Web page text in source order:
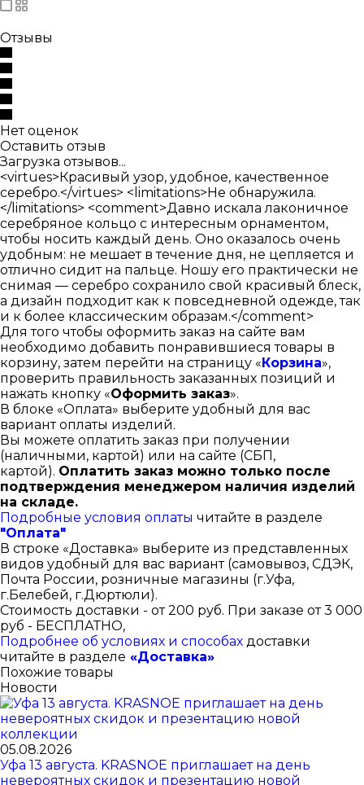
Отзывы
Нет оценок
Оставить отзыв
Загрузка отзывов...
<virtues>Красивый узор, удобное, качественное
серебро.</virtues> <limitations>Не обнаружила.
</limitations> <comment>Давно искала лаконичное
серебряное кольцо с интересным орнаментом,
чтобы носить каждый день. Оно оказалось очень
удобным: не мешает в течение дня, не цепляется и
отлично сидит на пальце. Ношу его практически не
снимая — серебро сохранило свой красивый блеск,
а дизайн подходит как к повседневной одежде, так
и к более классическим образам.</comment>
Для того чтобы оформить заказ на сайте вам
необходимо добавить понравившиеся товары в
корзину, затем перейти на страницу «Корзина»,
проверить правильность заказанных позиций и
нажать кнопку «Оформить заказ».
В блоке «Оплата» выберите удобный для вас
вариант оплаты изделий.
Вы можете оплатить заказ при получении
(наличными, картой) или на сайте (СБП,
картой). Оплатить заказ можно только после
подтверждения менеджером наличия изделий
на складе.
Подробные условия оплаты читайте в разделе
"Оплата"
В строке «Доставка» выберите из представленных
видов удобный для вас вариант (самовывоз, СДЭК,
Почта России, розничные магазины (г.Уфа,
г.Белебей, г.Дюртюли).
Стоимость доставки - от 200 руб. При заказе от 3 000
руб - БЕСПЛАТНО,
Подробнее об условиях и способах доставки
читайте в разделе «Доставка»
Похожие товары
Новости
05.08.2026
Уфа 13 августа. KRASNOE приглашает на день
невероятных скидок и презентацию новой